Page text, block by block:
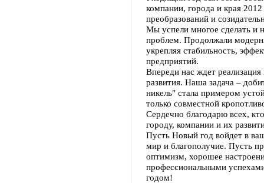
компании, города и края
преобразований и
Мы успели многое сделать и
проблем. Продолжали
укрепляя стабильность,
предприятий.
Впереди нас ждет
развития. Наша задача –
никель" стала примером
только совместной
Сердечно благодарю всех,
городу, компании и их
Пусть Новый год войдет в
мир и благополучие. Пусть
оптимизм, хорошее
профессиональными
годом!